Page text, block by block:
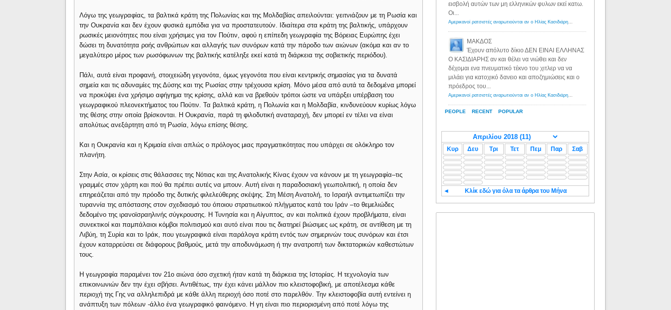
Λόγω της γεωγραφίας, τα βαλτικά κράτη της Πολωνίας και της Μολδαβίας απειλούνται: γειτνιάζουν με τη Ρωσία και
την Ουκρανία και δεν έχουν φυσικά εμπόδια για να προστατευτούν. Ιδιαίτερα στα κράτη της βαλτικής, υπάρχουν
ρωσικές μειονότητες που είναι χρήσιμες για τον Πούτιν, αφού η επίπεδη γεωγραφία της Βόρειας Ευρώπης έχει
δώσει τη δυνατότητα ροής ανθρώπων και αλλαγής των συνόρων κατά την πάροδο των αιώνων (ακόμα και αν το
μεγαλύτερο μέρος των ρωσόφωνων της βαλτικής κατέληξε εκεί κατά τη διάρκεια της σοβιετικής περιόδου).
Πάλι, αυτά είναι προφανή, στοιχειώδη γεγονότα, όμως γεγονότα που είναι κεντρικής σημασίας για τα δυνατά
σημεία και τις αδυναμίες της Δύσης και της Ρωσίας στην τρέχουσα κρίση. Μόνο μέσα από αυτά τα δεδομένα μπορεί
να προκύψει ένα χρήσιμο αφήγημα της κρίσης, αλλά και να βρεθούν τρόποι ώστε να υπάρξει υπέρβαση του
γεωγραφικού πλεονεκτήματος του Πούτιν. Τα βαλτικά κράτη, η Πολωνία και η Μολδαβία, κινδυνεύουν κυρίως λόγω
της θέσης στην οποία βρίσκονται. Η Ουκρανία, παρά τη φιλοδυτική αναταραχή, δεν μπορεί εν τέλει να είναι
απολύτως ανεξάρτητη από τη Ρωσία, λόγω επίσης θέσης.
Και η Ουκρανία και η Κριμαία είναι απλώς ο πρόλογος μιας πραγματικότητας που υπάρχει σε ολόκληρο τον
πλανήτη.
Στην Ασία, οι κρίσεις στις θάλασσες της Νότιας και της Ανατολικής Κίνας έχουν να κάνουν με τη γεωγραφία–τις
γραμμές στον χάρτη και πού θα πρέπει αυτές να μπουν. Αυτή είναι η παραδοσιακή γεωπολιτική, η οποία δεν
επηρεάζεται από την πρόοδο της δυτικής φιλελεύθερης σκέψης. Στη Μέση Ανατολή, το Ισραήλ αντιμετωπίζει την
τυραννία της απόστασης στον σχεδιασμό του όποιου στρατιωτικού πλήγματος κατά του Ιράν –το θεμελιώδες
δεδομένο της ιρανοϊσραηλινής σύγκρουσης. Η Τυνησία και η Αίγυπτος, αν και πολιτικά έχουν προβλήματα, είναι
συνεκτικοί και παμπάλαιοι κόμβοι πολιτισμού και αυτό είναι που τις διατηρεί βιώσιμες ως κράτη, σε αντίθεση με τη
Λιβύη, τη Συρία και το Ιράκ, που γεωγραφικά είναι παράλογα κράτη εντός των σημερινών τους συνόρων και έτσι
έχουν καταρρεύσει σε διάφορους βαθμούς, μετά την αποδυνάμωση ή την ανατροπή των δικτατορικών καθεστώτων
τους.
Η γεωγραφία παραμένει τον 21ο αιώνα όσο σχετική ήταν κατά τη διάρκεια της Ιστορίας. Η τεχνολογία των
επικοινωνιών δεν την έχει σβήσει. Αντιθέτως, την έχει κάνει μάλλον πιο κλειστοφοβική, με αποτέλεσμα κάθε
περιοχή της Γης να αλληλεπιδρά με κάθε άλλη περιοχή όσο ποτέ στο παρελθόν. Την κλειστοφοβία αυτή εντείνει η
ανάπτυξη των πόλεων -άλλο ένα γεωγραφικό φαινόμενο. Η γη είναι πιο περιορισμένη από ποτέ λόγω της
PEOPLE RECENT POPULAR
εισβολή αυτών των μη ελληνικών φυλων εκεί κατω.
Οι...
Αμερικανοί ρατσιστές αναρωτιούνται αν ο Ηλίας Κασιδιάρης ανήκει στη λευκή φυλή... - Λόγιος Ερμής
ΜΑΚΔΟΣ
Έχουν απόλυτο δίκιο ΔΕΝ ΕΙΝΑΙ ΕΛΛΗΝΑΣ
Ο ΚΑΣΙΔΙΑΡΗΣ αν και θέλει να νιώθει και δεν
δέχομαι ενα πνευματικό τέκνο του χιτλερ να να
μιλάει για κατοχικό δανειο και αποζημιώσεις και ο
πρόεδρος του...
Αμερικανοί ρατσιστές αναρωτιούνται αν ο Ηλίας Κασιδιάρης ανήκει στη λευκή φυλή... - Λόγιος Ερμής
Κυρ Δευ Τρι Τετ Πεμ Παρ Σαβ
◄ Κλίκ εδώ για όλα τα άρθρα του Μήνα